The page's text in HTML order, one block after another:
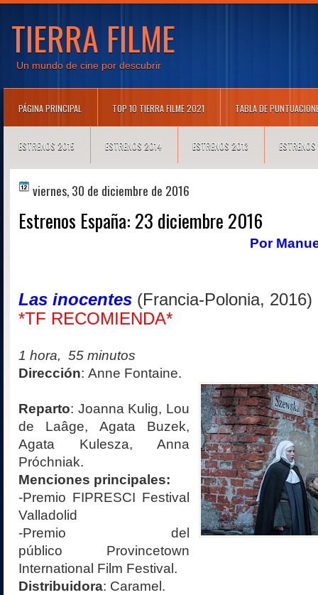
TIERRA FILME
Un mundo de cine por descubrir
PÁGINA PRINCIPAL TOP 10 TIERRA FILME 2021 TABLA DE
ESTRENOS 2015 ESTRENOS 2014 ESTRENOS 2013
viernes, 30 de diciembre de 2016
Estrenos España: 23 diciembre 2016
Por
Las inocentes (Francia-Polonia, 2016)
*TF RECOMIENDA*
1 hora, 55 minutos
Dirección: Anne Fontaine.
Reparto: Joanna Kulig, Lou
de Laâge, Agata Buzek,
Agata Kulesza, Anna
Próchniak.
Menciones principales:
-Premio FIPRESCI Festival
Valladolid
-Premio del
público Provincetown
International Film Festival.
Distribuidora: Caramel.